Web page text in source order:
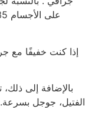
على الأجسام 35. إذا كنت تريد ألعابًا نارية
إذا كنت خفيفًا مع
بالإضافة إلى
الفتيل، جوجل بسرعة.